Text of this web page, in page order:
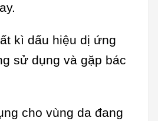
kì dấu hiệu dị ứng
sử dụng và gặp bác
cho vùng da đang